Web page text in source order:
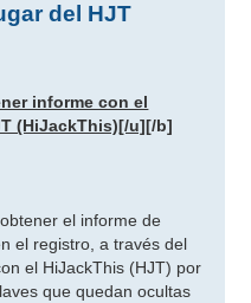
del HJT
informe con el
(HiJackThis)[/u][/b]
el informe de
el registro, a través del
el HiJackThis (HJT) por
que quedan ocultas